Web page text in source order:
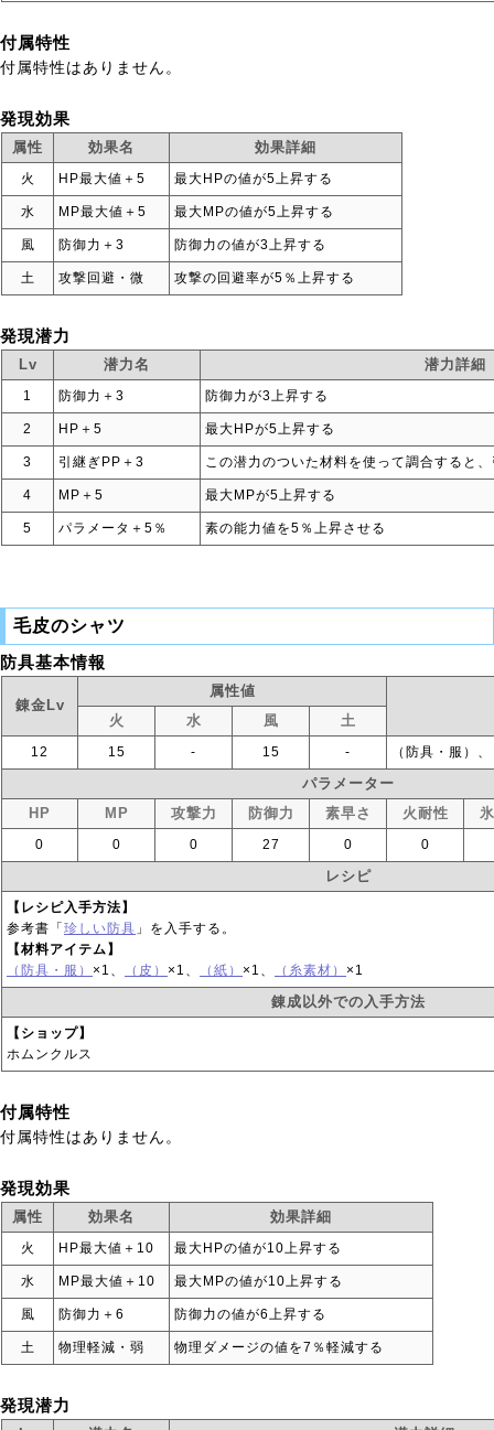
付属特性
付属特性はありません。
発現効果
属性 効果名 効果詳細
火 HP最大値＋5 最大HPの値が5上昇する
水 MP最大値＋5 最大MPの値が5上昇する
風 防御力＋3 防御力の値が3上昇する
土 攻撃回避・微 攻撃の回避率が5％上昇する
発現潜力
Lv 潜力名 潜力詳細
1 防御力＋3 防御力が3上昇する
2 HP＋5 最大HPが5上昇する
3 引継ぎPP＋3 この潜力のついた材料を使って調合すると
4 MP＋5 最大MPが5上昇する
5 パラメータ＋5％ 素の能力値を5％上昇させる
毛皮のシャツ
防具基本情報
錬金Lv
属性値
火
水 風 土
12 15 ‐ 15 ‐ （防具・服）
パラメーター
HP
MP 攻撃力 防御力 素早さ 火耐性
0 0 0 27 0 0
レシピ
【レシピ入手方法】
参考書「 珍しい防具 」を入手する。
【材料アイテム】
（防具・服） ×1、 （皮） ×1、 （紙） ×1、 （糸素材） ×1
錬成以外での入手方法
【ショップ】
ホムンクルス
付属特性
付属特性はありません。
発現効果
属性 効果名 効果詳細
火 HP最大値＋10 最大HPの値が10上昇する
水 MP最大値＋10 最大MPの値が10上昇する
風 防御力＋6 防御力の値が6上昇する
土 物理軽減・弱 物理ダメージの値を7％軽減する
発現潜力